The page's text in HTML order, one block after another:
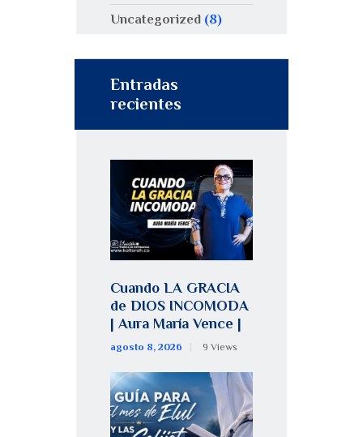
Uncategorized (8)
Entradas
recientes
Cuando LA GRACIA
de DIOS INCOMODA
| Aura María Vence |
agosto 8, 2026 9 Views